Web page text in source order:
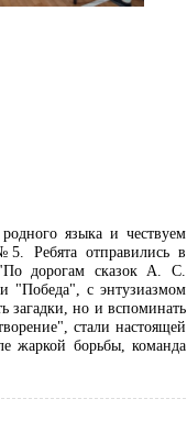
языка и чествуем
Ребята отправились в
"По дорогам сказок А. С.
"Победа", с энтузиазмом
загадки, но и вспоминать
стали настоящей
жаркой борьбы, команда